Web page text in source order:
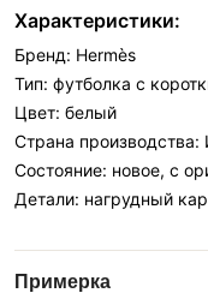
Характеристики:
Бренд: Hermès
Тип: футболка с
Цвет: белый
Страна
Состояние: новое, с
Детали: нагрудный
Примерка